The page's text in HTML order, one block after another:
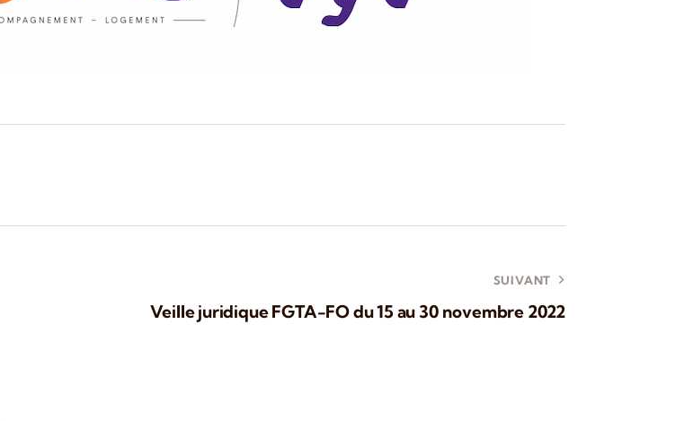
SUIVANT
Veille juridique FGTA-FO du 15 au 30 novembre 2022